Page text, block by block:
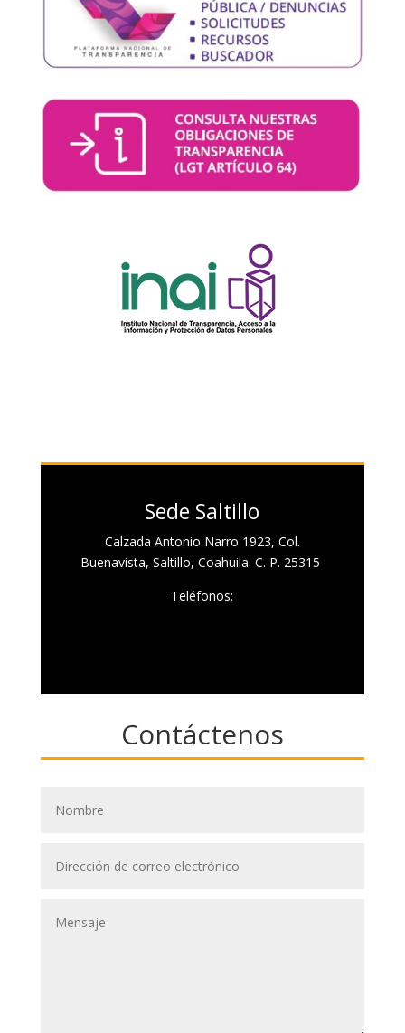
Sede Saltillo
Calzada Antonio Narro 1923, Col.
Buenavista, Saltillo, Coahuila. C. P. 25315
Teléfonos:
Contáctenos